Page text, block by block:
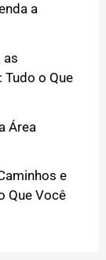
a
as
Tudo o Que
Área
e
Que Você